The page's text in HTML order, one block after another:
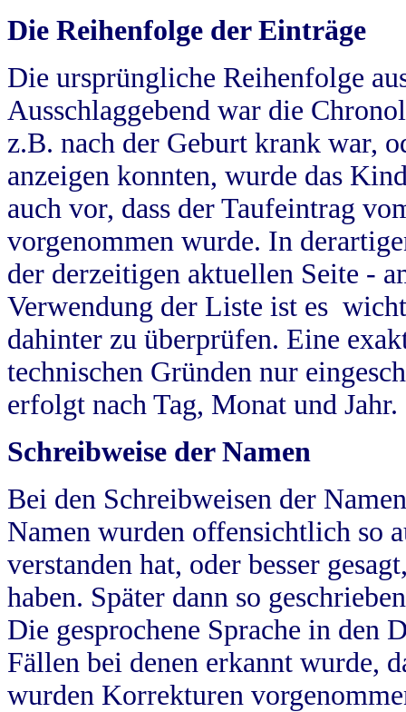
Die Reihenfolge der Einträge
Die ursprüngliche Reihenfolge
Ausschlaggebend war die
z.B. nach der Geburt krank war,
anzeigen konnten, wurde das
auch vor, dass der Taufeintrag
vorgenommen wurde. In
der derzeitigen aktuellen Seite -
Verwendung der Liste ist es
dahinter zu überprüfen. Eine
technischen Gründen nur
erfolgt nach Tag, Monat und Jahr.
Schreibweise der Namen
Bei den Schreibweisen der
Namen wurden offensichtlich so
verstanden hat, oder besser
haben. Später dann so
Die gesprochene Sprache in
Fällen bei denen erkannt wurde,
wurden Korrekturen